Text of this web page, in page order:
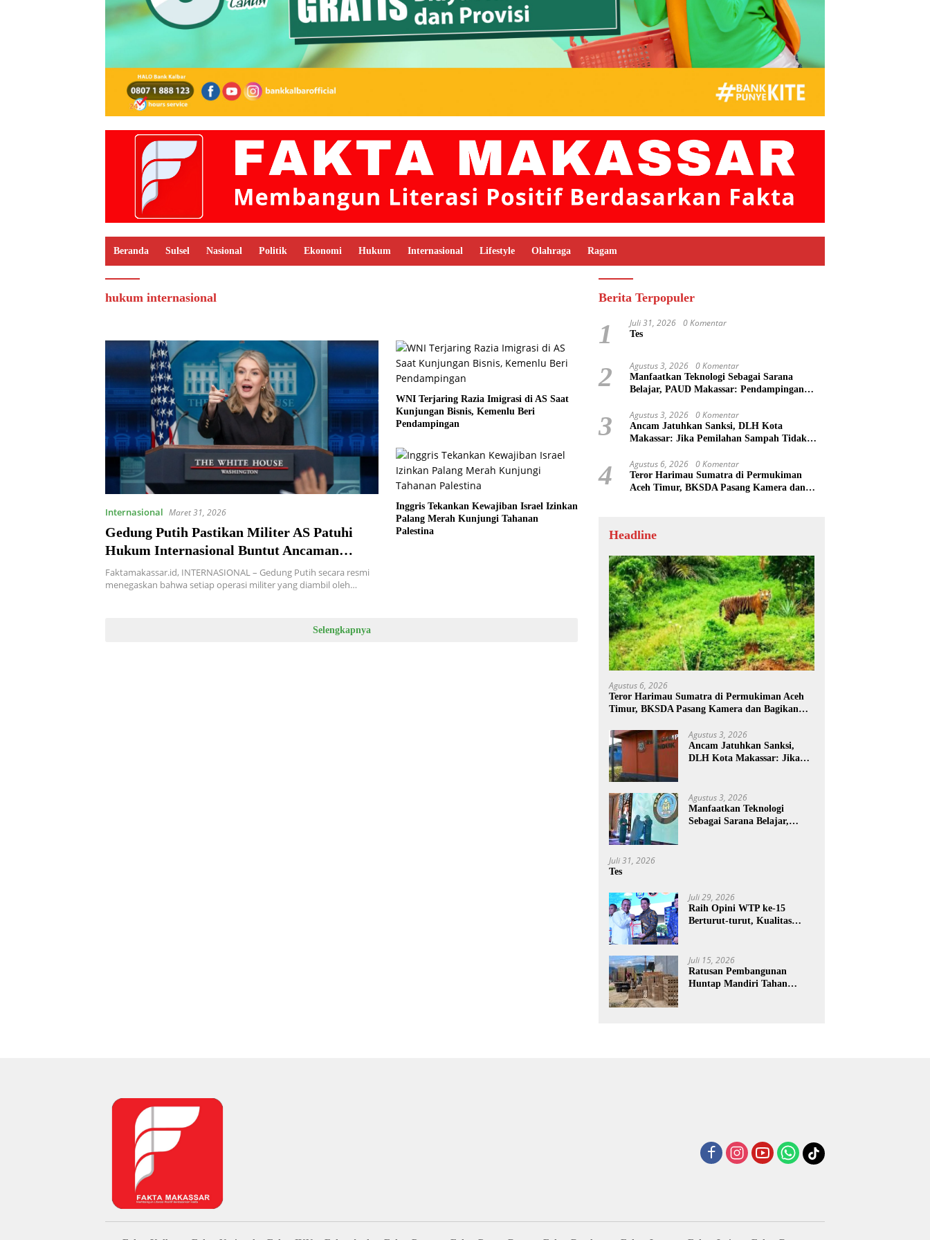
Beranda Sulsel Nasional Politik Ekonomi Hukum Internasional Lifestyle Olahraga Ragam
hukum internasional
Internasional Maret 31, 2026
Gedung Putih Pastikan Militer AS Patuhi
Hukum Internasional Buntut Ancaman
Trump ke Iran
Faktamakassar.id, INTERNASIONAL – Gedung Putih secara resmi
menegaskan bahwa setiap operasi militer yang diambil oleh…
WNI Terjaring Razia Imigrasi di AS Saat
Kunjungan Bisnis, Kemenlu Beri
Pendampingan
Inggris Tekankan Kewajiban Israel Izinkan
Palang Merah Kunjungi Tahanan
Palestina
Selengkapnya
Berita Terpopuler
1 Juli 31, 2026 0 Komentar
Tes
2 Agustus 3, 2026 0 Komentar
Manfaatkan Teknologi Sebagai Sarana
Belajar, PAUD Makassar: Pendampingan
3 Agustus 3, 2026 0 Komentar
Ancam Jatuhkan Sanksi, DLH Kota
Makassar: Jika Pemilahan Sampah Tidak
4 Agustus 6, 2026 0 Komentar
Teror Harimau Sumatra di Permukiman
Aceh Timur, BKSDA Pasang Kamera dan
Headline
Agustus 6, 2026
Teror Harimau Sumatra di Permukiman Aceh
Timur, BKSDA Pasang Kamera dan Bagikan
Agustus 3, 2026
Ancam Jatuhkan Sanksi,
DLH Kota Makassar: Jika
Agustus 3, 2026
Manfaatkan Teknologi
Sebagai Sarana Belajar,
Juli 31, 2026
Tes
Juli 29, 2026
Raih Opini WTP ke-15
Berturut-turut, Kualitas
Juli 15, 2026
Ratusan Pembangunan
Huntap Mandiri Tahan